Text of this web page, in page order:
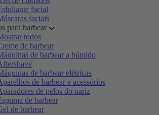
facial
faciais
para barbear
todos
de barbear
de barbear a húmido
de barbear elétricas
de barbear e acessórios
de pelos do nariz
de barbear
de barbear